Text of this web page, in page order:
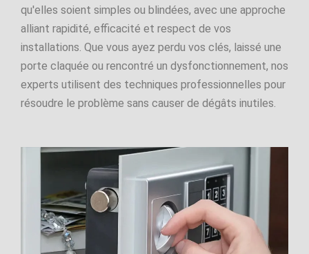
qu'elles soient simples ou blindées, avec une approche
alliant rapidité, efficacité et respect de vos
installations. Que vous ayez perdu vos clés, laissé une
porte claquée ou rencontré un dysfonctionnement, nos
experts utilisent des techniques professionnelles pour
résoudre le problème sans causer de dégâts inutiles.